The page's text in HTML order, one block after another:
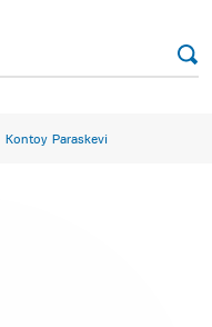
Kontoy Paraskevi